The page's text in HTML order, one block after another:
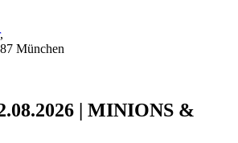
,
München
| MINIONS &